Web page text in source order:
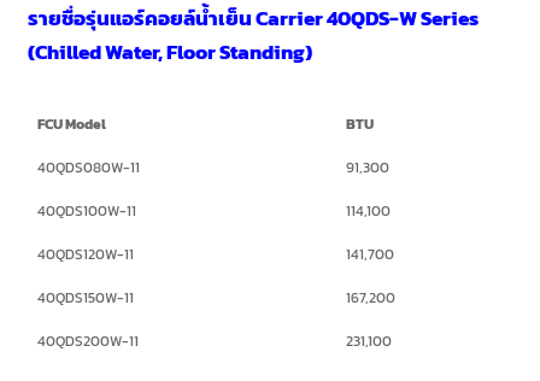
รายชื่อรุ่นแอร์คอยล์น้ำเย็น Carrier 40QDS-W Series
(Chilled Water, Floor Standing)
FCU Model
BTU
40QDS080W-11
91,300
40QDS100W-11
114,100
40QDS120W-11
141,700
40QDS150W-11
167,200
40QDS200W-11
231,100